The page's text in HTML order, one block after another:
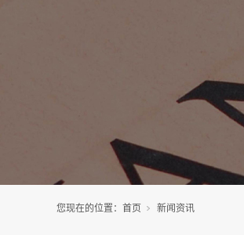
您现在的位置： 首页 新闻资讯